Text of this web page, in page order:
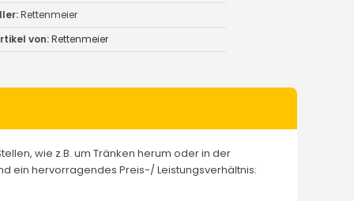
Rettenmeier
von:Rettenmeier
wie z.B. um Tränken herum oder in der
ein hervorragendes Preis-/ Leistungsverhältnis: